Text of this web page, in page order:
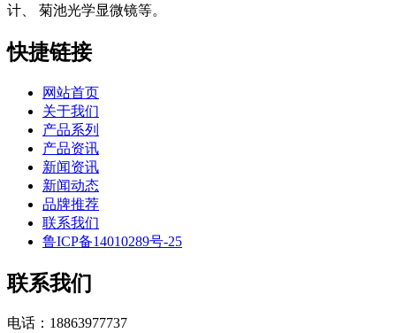
计、 菊池光学显微镜等。
快捷链接
网站首页
关于我们
产品系列
产品资讯
新闻资讯
新闻动态
品牌推荐
联系我们
鲁ICP备14010289号-25
联系我们
电话：18863977737